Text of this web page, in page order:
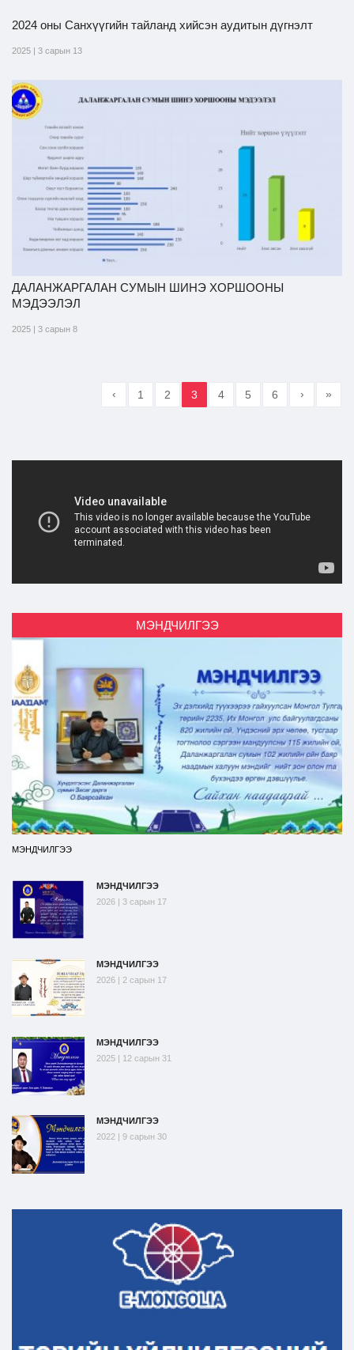
2024 оны Санхүүгийн тайланд хийсэн аудитын дүгнэлт
2025 | 3 сарын 13
ДАЛАНЖАРГАЛАН СУМЫН ШИНЭ ХОРШООНЫ
МЭДЭЭЛЭЛ
2025 | 3 сарын 8
‹ 1 2 3 4 5 6 › »
МЭНДЧИЛГЭЭ
МЭНДЧИЛГЭЭ
МЭНДЧИЛГЭЭ
2026 | 3 сарын 17
МЭНДЧИЛГЭЭ
2026 | 2 сарын 17
МЭНДЧИЛГЭЭ
2025 | 12 сарын 31
МЭНДЧИЛГЭЭ
2022 | 9 сарын 30